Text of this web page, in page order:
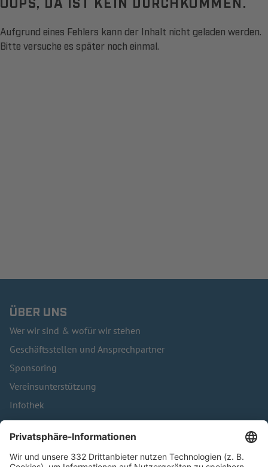
Aufgrund eines Fehlers kann der Inhalt nicht geladen werden.
Bitte versuche es später noch einmal.
ÜBER UNS
Wer wir sind & wofür wir stehen
Geschäftsstellen und Ansprechpartner
Sponsoring
Vereinsunterstützung
Infothek
Kontakt
HÄUFIG BESUCHTE SEITEN